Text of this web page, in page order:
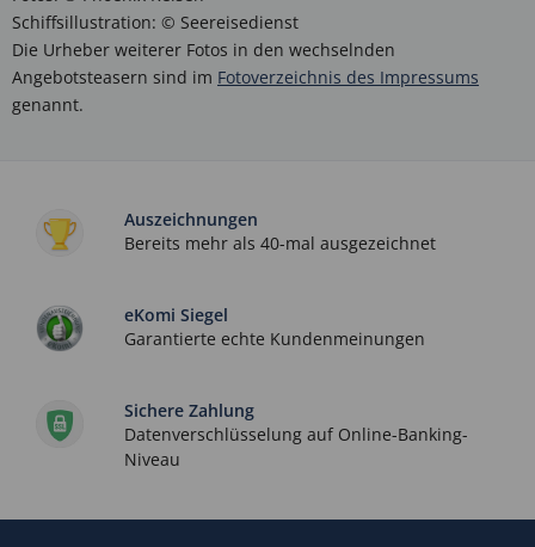
Schiffsillustration: © Seereisedienst
Die Urheber weiterer Fotos in den wechselnden
Angebotsteasern sind im Fotoverzeichnis des Impressums
genannt.
Auszeichnungen
Bereits mehr als 40-mal ausgezeichnet
eKomi Siegel
Garantierte echte Kundenmeinungen
Sichere Zahlung
Datenverschlüsselung auf Online-Banking-
Niveau